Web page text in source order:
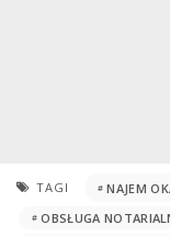
TAGI
NAJEM
OBSŁUGA